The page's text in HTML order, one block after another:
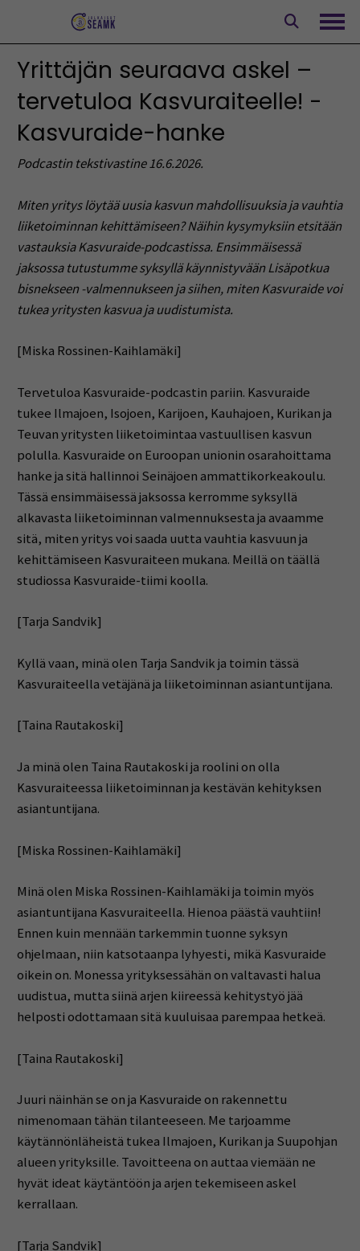
Yrittäjän seuraava askel –
tervetuloa Kasvuraiteelle! -
Kasvuraide-hanke
Podcastin tekstivastine 16.6.2026.
Miten yritys löytää uusia kasvun mahdollisuuksia ja vauhtia
liiketoiminnan kehittämiseen? Näihin kysymyksiin etsitään
vastauksia Kasvuraide-podcastissa. Ensimmäisessä
jaksossa tutustumme syksyllä käynnistyvään Lisäpotkua
bisnekseen -valmennukseen ja siihen, miten Kasvuraide voi
tukea yritysten kasvua ja uudistumista.
[Miska Rossinen-Kaihlamäki]
Tervetuloa Kasvuraide-podcastin pariin. Kasvuraide
tukee Ilmajoen, Isojoen, Karijoen, Kauhajoen, Kurikan ja
Teuvan yritysten liiketoimintaa vastuullisen kasvun
polulla. Kasvuraide on Euroopan unionin osarahoittama
hanke ja sitä hallinnoi Seinäjoen ammattikorkeakoulu.
Tässä ensimmäisessä jaksossa kerromme syksyllä
alkavasta liiketoiminnan valmennuksesta ja avaamme
sitä, miten yritys voi saada uutta vauhtia kasvuun ja
kehittämiseen Kasvuraiteen mukana. Meillä on täällä
studiossa Kasvuraide-tiimi koolla.
[Tarja Sandvik]
Kyllä vaan, minä olen Tarja Sandvik ja toimin tässä
Kasvuraiteella vetäjänä ja liiketoiminnan asiantuntijana.
[Taina Rautakoski]
Ja minä olen Taina Rautakoski ja roolini on olla
Kasvuraiteessa liiketoiminnan ja kestävän kehityksen
asiantuntijana.
[Miska Rossinen-Kaihlamäki]
Minä olen Miska Rossinen-Kaihlamäki ja toimin myös
asiantuntijana Kasvuraiteella. Hienoa päästä vauhtiin!
Ennen kuin mennään tarkemmin tuonne syksyn
ohjelmaan, niin katsotaanpa lyhyesti, mikä Kasvuraide
oikein on. Monessa yrityksessähän on valtavasti halua
uudistua, mutta siinä arjen kiireessä kehitystyö jää
helposti odottamaan sitä kuuluisaa parempaa hetkeä.
[Taina Rautakoski]
Juuri näinhän se on ja Kasvuraide on rakennettu
nimenomaan tähän tilanteeseen. Me tarjoamme
käytännönläheistä tukea Ilmajoen, Kurikan ja Suupohjan
alueen yrityksille. Tavoitteena on auttaa viemään ne
hyvät ideat käytäntöön ja arjen tekemiseen askel
kerrallaan.
[Tarja Sandvik]